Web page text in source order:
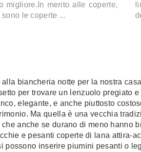
migliore.In merito alle coperte,
le coperte ...
biancheria notte per la nostra
per trovare un lenzuolo pregiato
elegante, e anche piuttosto
Ma quella è una vecchia
che anche se durano di meno hanno
e pesanti coperte di lana attira-
possono inserire piumini pesanti o